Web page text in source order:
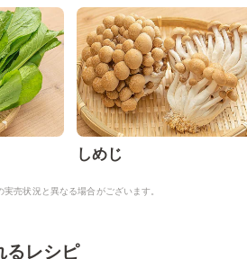
しめじ
売状況と異なる場合がございます。
るレシピ